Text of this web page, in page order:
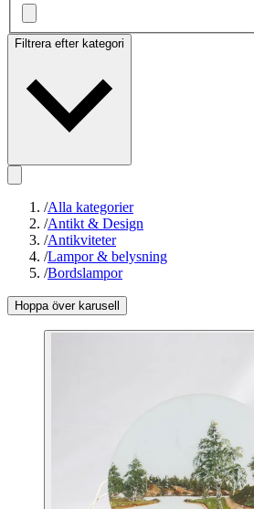
Filtrera efter kategori
/Alla kategorier
/Antikt & Design
/Antikviteter
/Lampor & belysning
/Bordslampor
Hoppa över karusell